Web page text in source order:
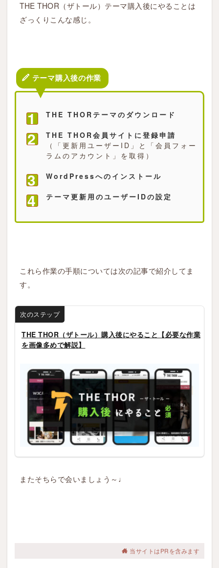
THE THOR（ザトール）テーマ購入後にやることは
ざっくりこんな感じ。
テーマ購入後の作業
THE THORテーマのダウンロード
THE THOR会員サイトに登録申請
（「更新用ユーザーID」と「会員フォー
ラムのアカウント」を取得）
WordPressへのインストール
テーマ更新用のユーザーIDの設定
これら作業の手順については次の記事で紹介してま
す。
次のステップ
THE THOR（ザトール）購入後にやること【必要な作業
を画像多めで解説】
またそちらで会いましょう～♩
当サイトはPRを含みます